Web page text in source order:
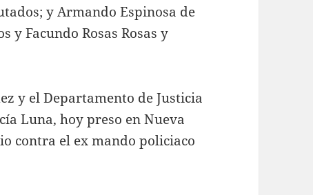
y Armando Espinosa de
y Facundo Rosas Rosas y
y el Departamento de Justicia
Luna, hoy preso en Nueva
contra el ex mando policiaco